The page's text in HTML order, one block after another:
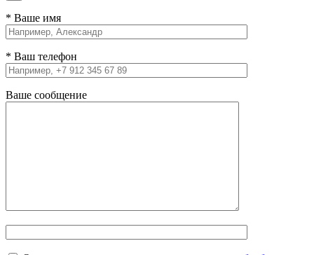
* Ваше имя
* Ваш телефон
Ваше сообщение